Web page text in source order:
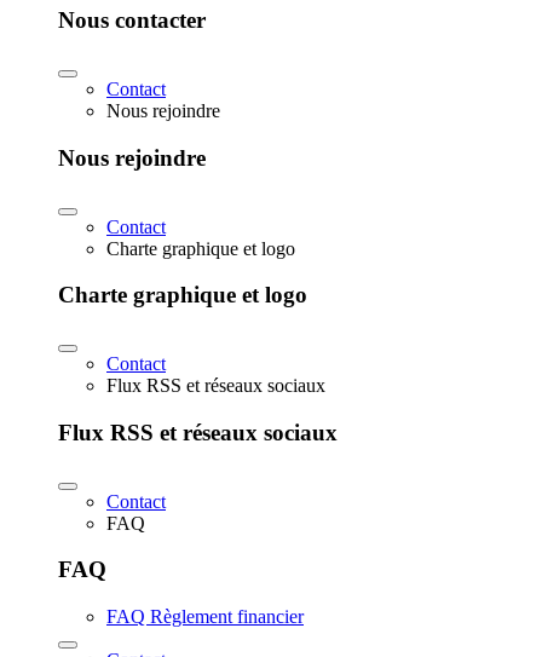
Nous contacter
Contact
Nous rejoindre
Nous rejoindre
Contact
Charte graphique et logo
Charte graphique et logo
Contact
Flux RSS et réseaux sociaux
Flux RSS et réseaux sociaux
Contact
FAQ
FAQ
FAQ Règlement financier